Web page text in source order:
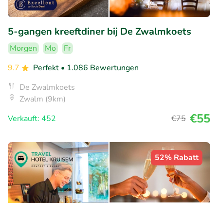
5-gangen kreeftdiner bij De Zwalmkoets
Morgen Mo
Fr
9.7
Perfekt • 1.086 Bewertungen
De Zwalmkoets
Zwalm (9km)
Verkauft: 452
€75 €55
52% Rabatt